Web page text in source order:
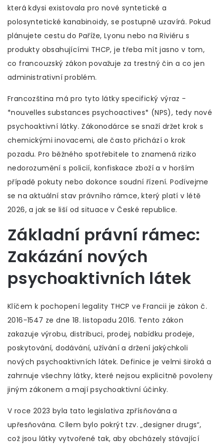
která kdysi existovala pro nové syntetické a
polosyntetické kanabinoidy, se postupně uzavírá. Pokud
plánujete cestu do Paříže, Lyonu nebo na Riviéru s
produkty obsahujícími THCP, je třeba mít jasno v tom,
co francouzský zákon považuje za trestný čin a co jen
administrativní problém.
Francozština má pro tyto látky specifický výraz -
*nouvelles substances psychoactives* (NPS), tedy nové
psychoaktivní látky. Zákonodárce se snaží držet krok s
chemickými inovacemi, ale často přichází o krok
pozadu. Pro běžného spotřebitele to znamená riziko
nedorozumění s policií, konfiskace zboží a v horším
případě pokuty nebo dokonce soudní řízení. Podívejme
se na aktuální stav právního rámce, který platí v létě
2026, a jak se liší od situace v České republice.
Základní právní rámec:
Zakázání nových
psychoaktivních látek
Klíčem k pochopení legality THCP ve Francii je zákon č.
2016-1547 ze dne 18. listopadu 2016. Tento zákon
zakazuje výrobu, distribuci, prodej, nabídku prodeje,
poskytování, dodávání, užívání a držení jakýchkoli
nových psychoaktivních látek. Definice je velmi široká a
zahrnuje všechny látky, které nejsou explicitně povoleny
jiným zákonem a mají psychoaktivní účinky.
V roce 2023 byla tato legislativa zpřísňována a
upřesňována. Cílem bylo pokrýt tzv. „designer drugs“,
což jsou látky vytvořené tak, aby obcházely stávající